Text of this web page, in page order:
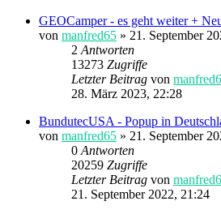
GEOCamper - es geht weiter +
von manfred65 » 21. September
2 Antworten
13273 Zugriffe
Letzter Beitrag von
28. März 2023, 22:28
BundutecUSA - Popup in
von manfred65 » 21. September
0 Antworten
20259 Zugriffe
Letzter Beitrag von
21. September 2022, 21:24